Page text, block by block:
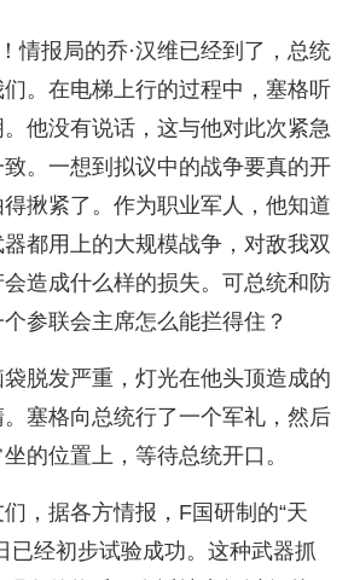
情报局的乔·汉维已经到了，总统
。在电梯上行的过程中，塞格听
他没有说话，这与他对此次紧急
。一想到拟议中的战争要真的开
揪紧了。作为职业军人，他知道
都用上的大规模战争，对敌我双
造成什么样的损失。可总统和防
参联会主席怎么能拦得住？
脱发严重，灯光在他头顶造成的
塞格向总统行了一个军礼，然后
的位置上，等待总统开口。
，据各方情报，F国研制的“天
已经初步试验成功。这种武器抓